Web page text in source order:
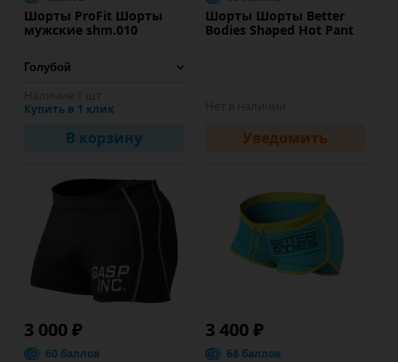
Шорты ProFit Шорты
мужские shm.010
Купить в 1 клик
В корзину
Шорты Шорты Better
Bodies Shaped Hot Pant
Уведомить
3 000 ₽
60 баллов
3 400 ₽
68 баллов